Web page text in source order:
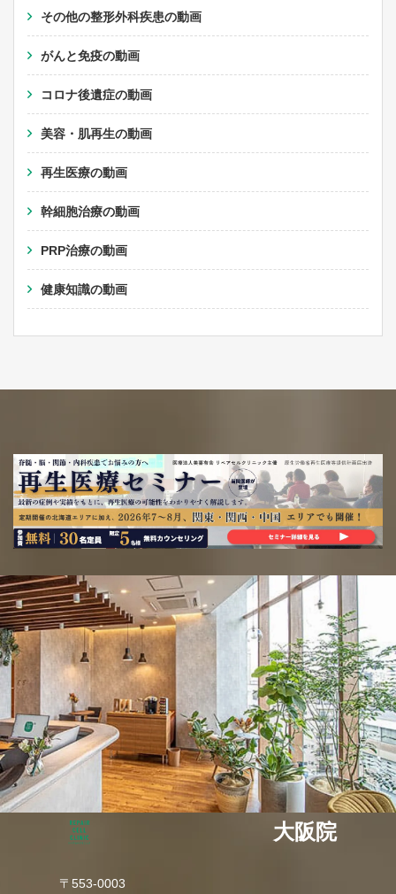
その他の整形外科疾患の動画
がんと免疫の動画
コロナ後遺症の動画
美容・肌再生の動画
再生医療の動画
幹細胞治療の動画
PRP治療の動画
健康知識の動画
大阪院
〒553-0003